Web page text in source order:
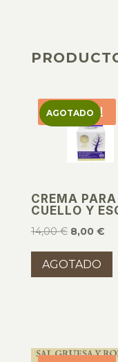
AGOTADO
¡Oferta!
CREMA PARA
CUELLO Y
14,00€ El
precio
original
8,00 €El
AGOTADO